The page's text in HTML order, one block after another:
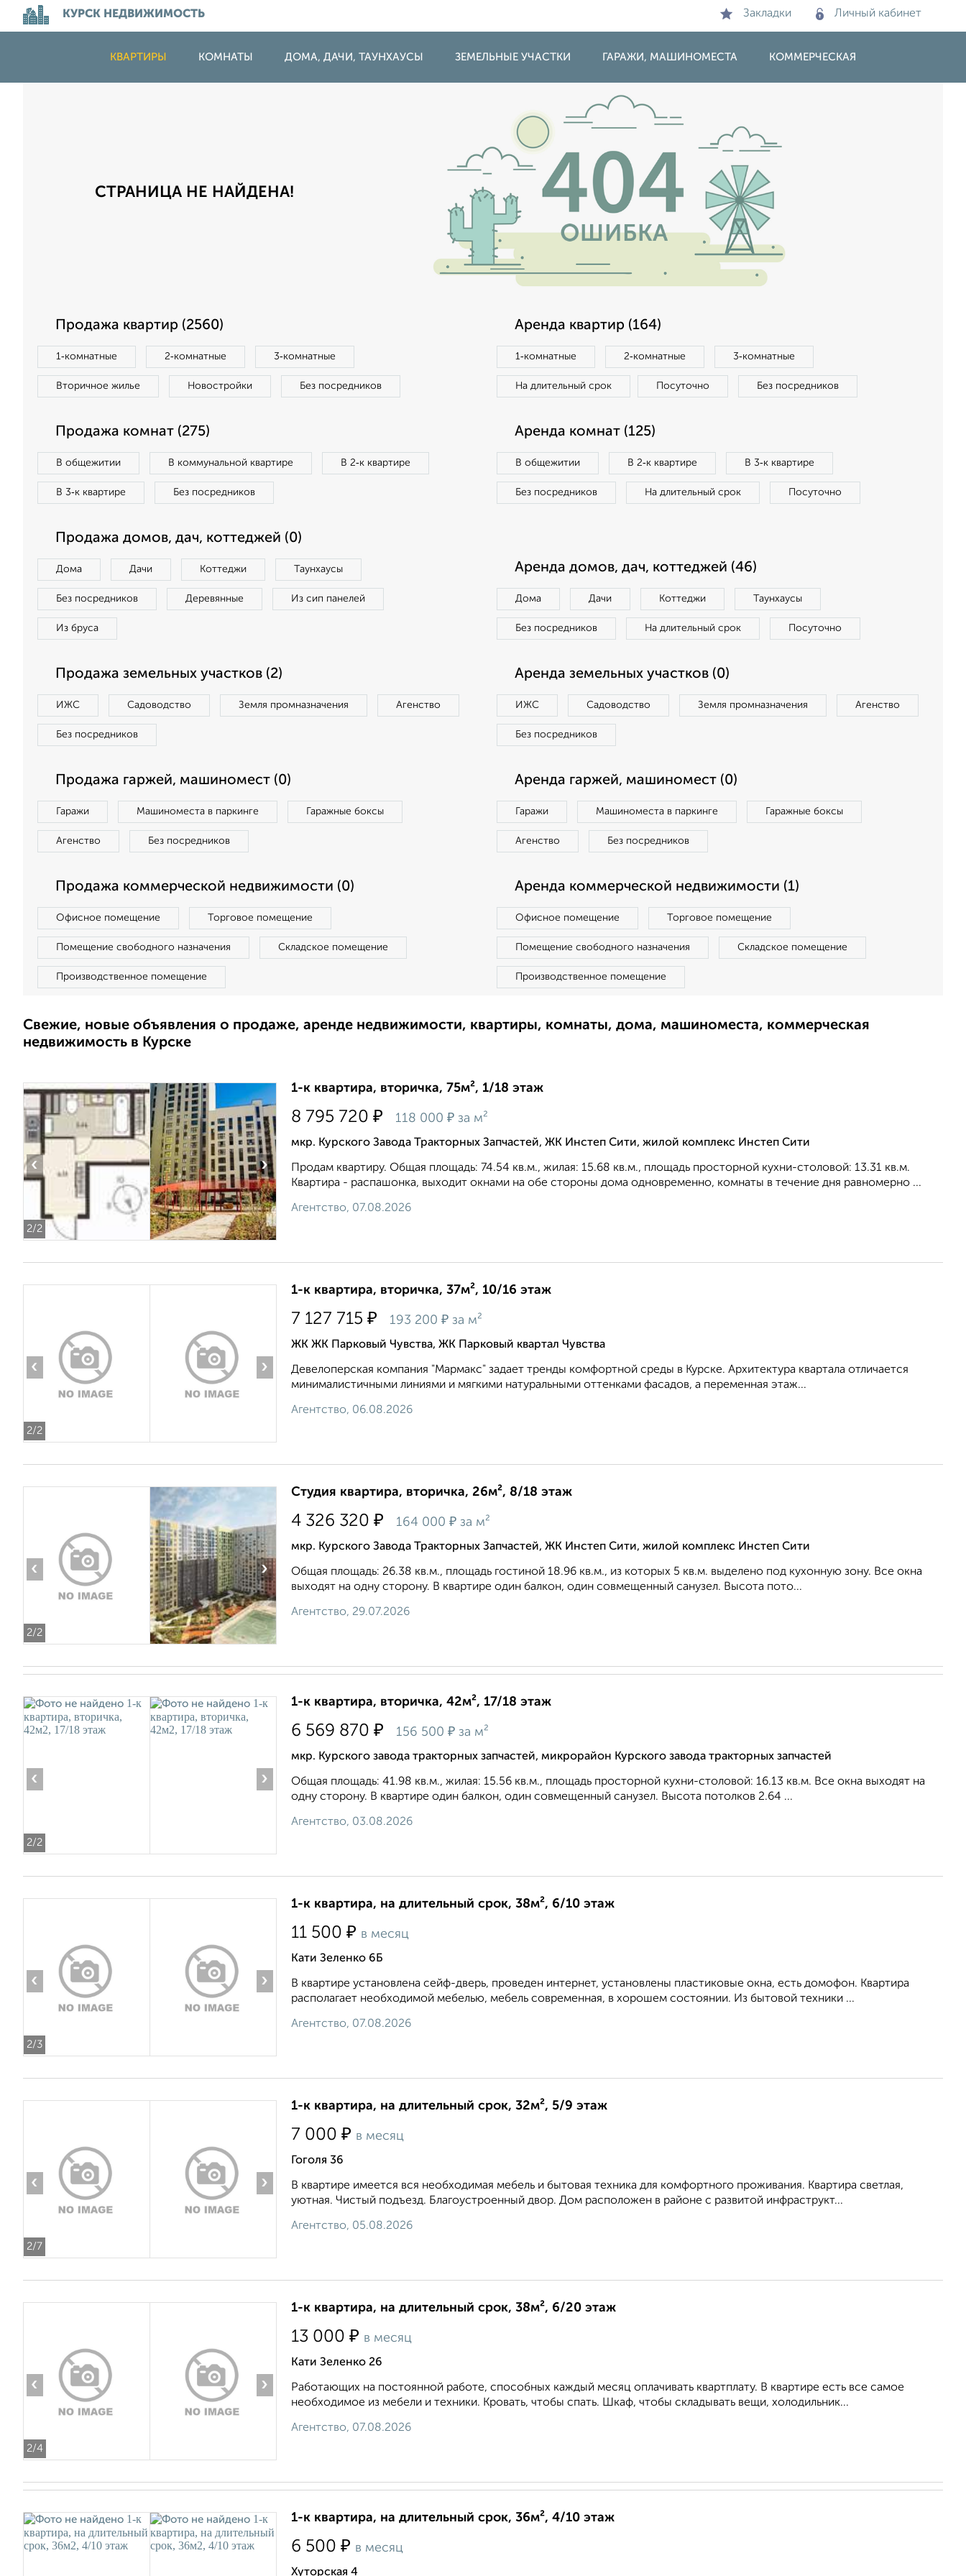
КУРСК НЕДВИЖИМОСТЬ Закладки Личный кабинет
КВАРТИРЫ КОМНАТЫ ДОМА, ДАЧИ, ТАУНХАУСЫ ЗЕМЕЛЬНЫЕ УЧАСТКИ ГАРАЖИ, МАШИНОМЕСТА КОММЕРЧЕСКАЯ
СТРАНИЦА НЕ НАЙДЕНА!
Продажа квартир (2560)
1‑комнатные 2‑комнатные 3‑комнатные
Вторичное жилье Новостройки Без посредников
Аренда квартир (164)
1‑комнатные 2‑комнатные 3‑комнатные
На длительный срок Посуточно Без посредников
Продажа комнат (275)
В общежитии В коммунальной квартире В 2‑к квартире
В 3‑к квартире Без посредников
Аренда комнат (125)
В общежитии В 2‑к квартире В 3‑к квартире
Без посредников На длительный срок Посуточно
Продажа домов, дач, коттеджей (0)
Дома Дачи Коттеджи Таунхаусы
Без посредников Деревянные Из сип панелей
Из бруса
Аренда домов, дач, коттеджей (46)
Дома Дачи Коттеджи Таунхаусы
Без посредников На длительный срок Посуточно
Продажа земельных участков (2)
ИЖС Садоводство Земля промназначения Агенство
Без посредников
Аренда земельных участков (0)
ИЖС Садоводство Земля промназначения Агенство
Без посредников
Продажа гаржей, машиномест (0)
Гаражи Машиноместа в паркинге Гаражные боксы
Агенство Без посредников
Аренда гаржей, машиномест (0)
Гаражи Машиноместа в паркинге Гаражные боксы
Агенство Без посредников
Продажа коммерческой недвижимости (0)
Офисное помещение Торговое помещение
Помещение свободного назначения Складское помещение
Производственное помещение
Аренда коммерческой недвижимости (1)
Офисное помещение Торговое помещение
Помещение свободного назначения Складское помещение
Производственное помещение
Свежие, новые объявления о продаже, аренде недвижимости, квартиры, комнаты, дома, машиноместа, коммерческая
недвижимость в Курске
2/2
‹ ›
1-к квартира, вторичка, 75м², 1/18 этаж
8 795 720 ₽ 118 000 ₽ за м²
мкр. Курского Завода Тракторных Запчастей, ЖК Инстеп Сити, жилой комплекс Инстеп Сити
Продам квартиру. Общая площадь: 74.54 кв.м., жилая: 15.68 кв.м., площадь просторной кухни-столовой: 13.31 кв.м.
Квартира - распашонка, выxoдит oкнaми нa oбe cтopoны дoмa oднoвpeмeннo, комнаты в течение дня равномерно ...
Агентство, 07.08.2026
2/2
‹ ›
1-к квартира, вторичка, 37м², 10/16 этаж
7 127 715 ₽ 193 200 ₽ за м²
ЖК ЖК Парковый Чувства, ЖК Парковый квартал Чувства
Девелоперская компания "Мармакс" задает тренды комфортной среды в Курске. Архитектура квартала отличается
минималистичными линиями и мягкими натуральными оттенками фасадов, а переменная этаж...
Агентство, 06.08.2026
2/2
‹ ›
Студия квартира, вторичка, 26м², 8/18 этаж
4 326 320 ₽ 164 000 ₽ за м²
мкр. Курского Завода Тракторных Запчастей, ЖК Инстеп Сити, жилой комплекс Инстеп Сити
Общая площадь: 26.38 кв.м., площадь гостиной 18.96 кв.м., из которых 5 кв.м. выделено под кухонную зону. Все окна
выходят на одну сторону. В квартире один балкон, один совмещенный санузел. Высота пото...
Агентство, 29.07.2026
2/2
‹ ›
1-к квартира, вторичка, 42м², 17/18 этаж
6 569 870 ₽ 156 500 ₽ за м²
мкр. Курского завода тракторных запчастей, микрорайон Курского завода тракторных запчастей
Общая площадь: 41.98 кв.м., жилая: 15.56 кв.м., площадь просторной кухни-столовой: 16.13 кв.м. Все окна выходят на
одну сторону. В квартире один балкон, один совмещенный санузел. Высота потолков 2.64 ...
Агентство, 03.08.2026
2/3
‹ ›
1-к квартира, на длительный срок, 38м², 6/10 этаж
11 500 ₽ в месяц
Кати Зеленко 6Б
В квартире установлена сейф-дверь, проведен интернет, установлены пластиковые окна, есть домофон. Квартира
располагает необходимой мебелью, мебель современная, в хорошем состоянии. Из бытовой техники ...
Агентство, 07.08.2026
2/7
‹ ›
1-к квартира, на длительный срок, 32м², 5/9 этаж
7 000 ₽ в месяц
Гоголя 36
В квартире имеется вся необходимая мебель и бытовая техника для комфортного проживания. Квартира светлая,
уютная. Чистый подъезд. Благоустроенный двор. Дом расположен в районе с развитой инфраструкт...
Агентство, 05.08.2026
2/4
‹ ›
1-к квартира, на длительный срок, 38м², 6/20 этаж
13 000 ₽ в месяц
Кати Зеленко 26
Работающих на постоянной работе, способных каждый месяц оплачивать квартплату. В квартире есть все самое
необходимое из мебели и техники. Кровать, чтобы спать. Шкаф, чтобы складывать вещи, холодильник...
Агентство, 07.08.2026
1-к квартира, на длительный срок, 36м², 4/10 этаж
6 500 ₽ в месяц
Хуторская 4